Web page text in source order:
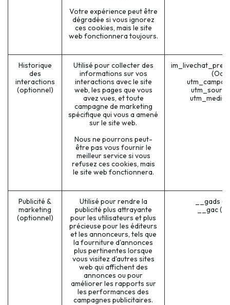
Votre expérience peut être
dégradée si vous ignorez
ces cookies, mais le site
web fonctionnera toujours.
Historique
des
interactions
(optionnel)
Utilisé pour collecter des
informations sur vos
interactions avec le site
web, les pages que vous
avez vues, et toute
campagne de marketing
spécifique qui vous a amené
sur le site web.
Nous ne pourrons peut-
être pas vous fournir le
meilleur service si vous
refusez ces cookies, mais
le site web fonctionnera.
Publicité &
marketing
(optionnel)
Utilisé pour rendre la
publicité plus attrayante
pour les utilisateurs et plus
précieuse pour les éditeurs
et les annonceurs, tels que
la fourniture d'annonces
plus pertinentes lorsque
vous visitez d'autres sites
web qui affichent des
annonces ou pour
améliorer les rapports sur
les performances des
campagnes publicitaires.
__gads
__gac